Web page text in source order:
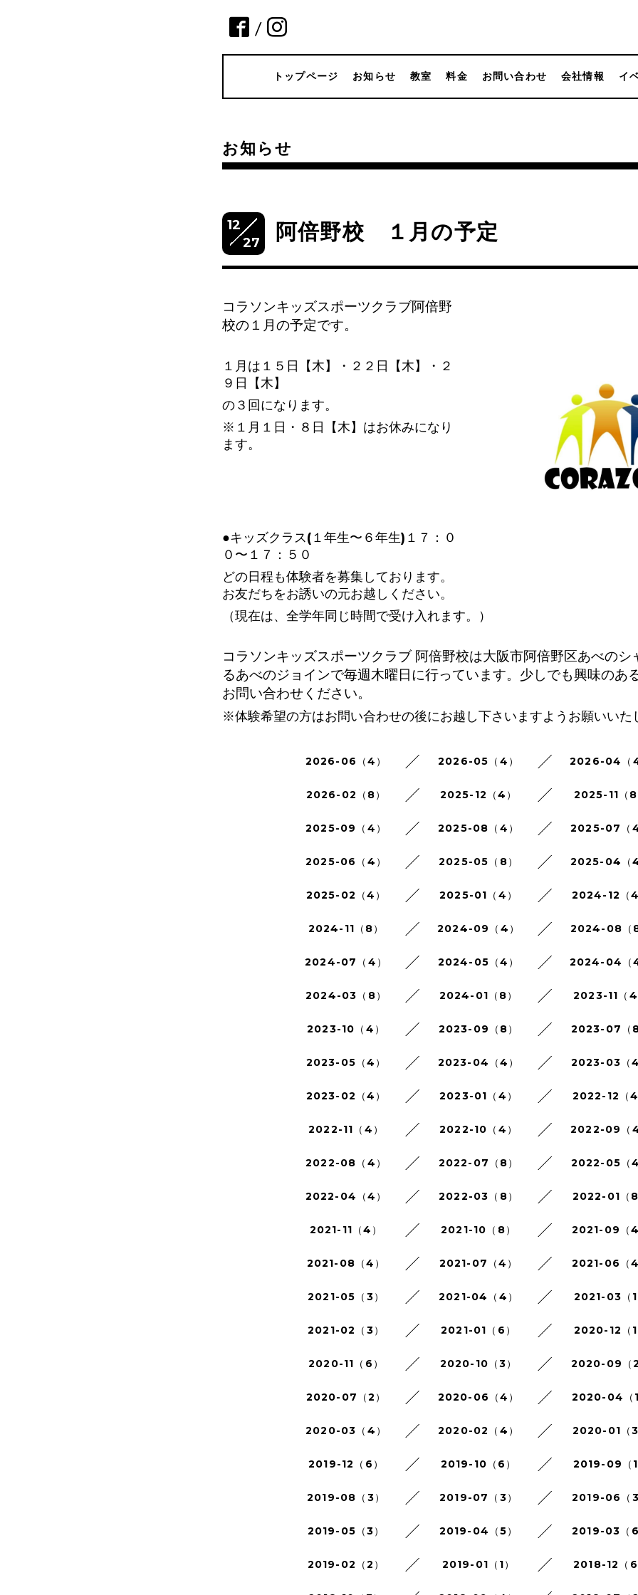
/
トップページ お知らせ 教室 料金 お問い合わせ 会社情報 イ
お知らせ
12
27
阿倍野校 １月の予定
コラソンキッズスポーツクラブ阿倍野
校の１ 月の予定です。
１月は１５日【木】・２２ 日【木】・２
９日【木】
の３回になります。
※１月１日・８日【木】はお休みになり
ます。
●キッズクラス(１年生〜６年生)１７：０
０〜１７：５０
どの日程も体験者を募集しております。
お友だちをお誘いの元お越しください。
（現在は、全学年同じ時間で受け入れます。）
コラソンキッズスポーツクラブ 阿倍野校は大阪市阿倍野区あべのシ
るあべのジョインで毎週木曜日に行っています。少しでも興味のあ
お問い合わせください。
※体験希望の方はお問い合わせの後にお越し下さいますようお願いいた
2026-06（4） 2026-05（4） 2026-04（4
2026-02（8） 2025-12（4） 2025-11（8
2025-09（4） 2025-08（4） 2025-07（4
2025-06（4） 2025-05（8） 2025-04（4
2025-02（4） 2025-01（4） 2024-12（4
2024-11（8） 2024-09（4） 2024-08（8
2024-07（4） 2024-05（4） 2024-04（4
2024-03（8） 2024-01（8） 2023-11（4
2023-10（4） 2023-09（8） 2023-07（8
2023-05（4） 2023-04（4） 2023-03（4
2023-02（4） 2023-01（4） 2022-12（4
2022-11（4） 2022-10（4） 2022-09（4
2022-08（4） 2022-07（8） 2022-05（4
2022-04（4） 2022-03（8） 2022-01（8
2021-11（4） 2021-10（8） 2021-09（4
2021-08（4） 2021-07（4） 2021-06（4
2021-05（3） 2021-04（4） 2021-03（1
2021-02（3） 2021-01（6） 2020-12（1
2020-11（6） 2020-10（3） 2020-09（2
2020-07（2） 2020-06（4） 2020-04（1
2020-03（4） 2020-02（4） 2020-01（3
2019-12（6） 2019-10（6） 2019-09（1
2019-08（3） 2019-07（3） 2019-06（3
2019-05（3） 2019-04（5） 2019-03（6
2019-02（2） 2019-01（1） 2018-12（6